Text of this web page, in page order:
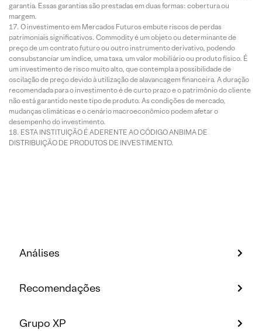
garantia. Essas garantias são prestadas em duas formas: cobertura ou
margem.
O investimento em Mercados Futuros embute riscos de perdas
patrimoniais significativos. Commodity é um objeto ou determinante de
preço de um contrato futuro ou outro instrumento derivativo, podendo
consubstanciar um índice, uma taxa, um valor mobiliário ou produto físico. É
um investimento de risco muito alto, que contempla a possibilidade de
oscilação de preço devido à utilização de alavancagem financeira. A duração
recomendada para o investimento é de curto prazo e o patrimônio do cliente
não está garantido neste tipo de produto. As condições de mercado,
mudanças climáticas e o cenário macroeconômico podem afetar o
desempenho do investimento.
ESTA INSTITUIÇÃO É ADERENTE AO CÓDIGO ANBIMA DE
DISTRIBUIÇÃO DE PRODUTOS DE INVESTIMENTO.
Análises
Recomendações
Grupo XP